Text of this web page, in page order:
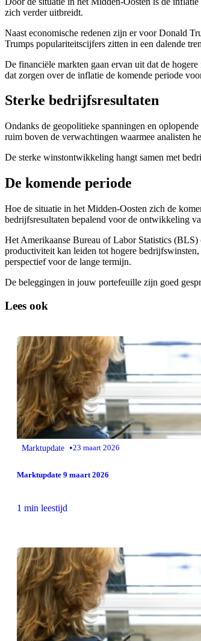
zich verder uitbreidt.
Naast economische redenen zijn er voor Donald
Trumps populariteitscijfers zitten in een dalende
De financiële markten gaan ervan uit dat de
dat zorgen over de inflatie de komende periode
Sterke bedrijfsresultaten
Ondanks de geopolitieke spanningen en
ruim boven de verwachtingen waarmee analisten
De sterke winstontwikkeling hangt samen met
De komende periode
Hoe de situatie in het Midden-Oosten zich de
bedrijfsresultaten bepalend voor de ontwikkeling
Het Amerikaanse Bureau of Labor Statistics (BLS)
productiviteit kan leiden tot hogere
perspectief voor de lange termijn.
De beleggingen in jouw portefeuille zijn goed
Lees ook
Marktupdate •23 maart 2026
Marktupdate 9 maart 2026
1 min leestijd